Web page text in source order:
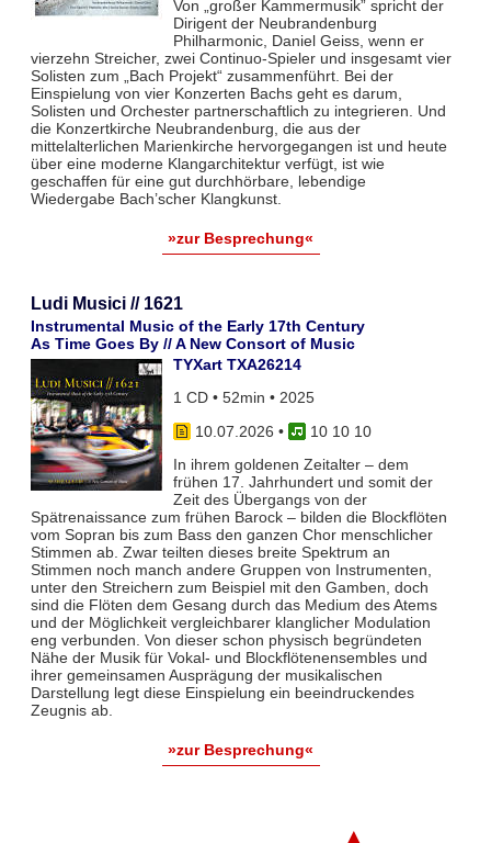
Von „großer Kammermusik” spricht der
Dirigent der Neubrandenburg
Philharmonic, Daniel Geiss, wenn er
vierzehn Streicher, zwei Continuo-Spieler und insgesamt vier
Solisten zum „Bach Projekt“ zusammenführt. Bei der
Einspielung von vier Konzerten Bachs geht es darum,
Solisten und Orchester partnerschaftlich zu integrieren. Und
die Konzertkirche Neubrandenburg, die aus der
mittelalterlichen Marienkirche hervorgegangen ist und heute
über eine moderne Klangarchitektur verfügt, ist wie
geschaffen für eine gut durchhörbare, lebendige
Wiedergabe Bach’scher Klangkunst.
»zur Besprechung«
Ludi Musici // 1621
Instrumental Music of the Early 17th Century
As Time Goes By // A New Consort of Music
TYXart TXA26214
1 CD • 52min • 2025
10.07.2026 •
10 10 10
In ihrem goldenen Zeitalter – dem
frühen 17. Jahrhundert und somit der
Zeit des Übergangs von der
Spätrenaissance zum frühen Barock – bilden die Blockflöten
vom Sopran bis zum Bass den ganzen Chor menschlicher
Stimmen ab. Zwar teil­ten dieses breite Spektrum an
Stimmen noch manch andere Gruppen von Instrumenten,
unter den Streichern zum Bei­spiel mit den Gamben, doch
sind die Flöten dem Gesang durch das Medium des Atems
und der Möglichkeit vergleich­barer klanglicher Modulation
eng verbunden. Von dieser schon physisch begründeten
Nähe der Musik für Vokal- und Blockflö­tenensembles und
ihrer gemeinsamen Ausprägung der musikalischen
Darstellung legt diese Einspielung ein beeindruckendes
Zeugnis ab.
»zur Besprechung«